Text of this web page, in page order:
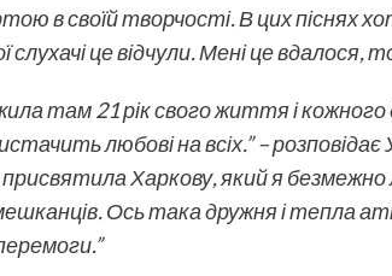
в своїй творчості. В цих піснях
це відчули. Мені це вдалося,
там 21 рік свого життя і кожного
любові на всіх.” –
Харкову, який я
Ось така дружня і тепла